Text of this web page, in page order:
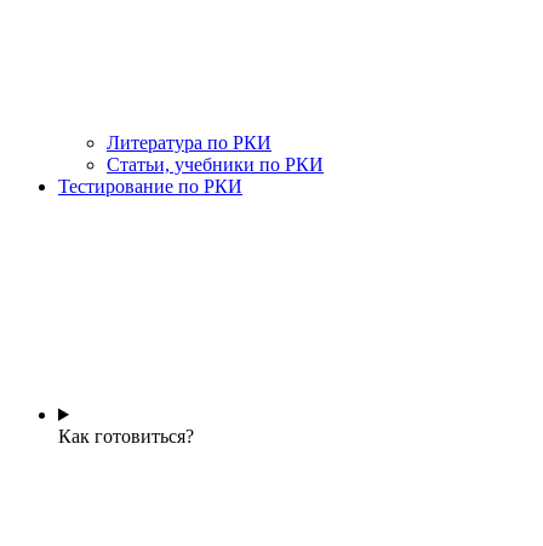
Литература по РКИ
Статьи, учебники по РКИ
Тестирование по РКИ
Как готовиться?